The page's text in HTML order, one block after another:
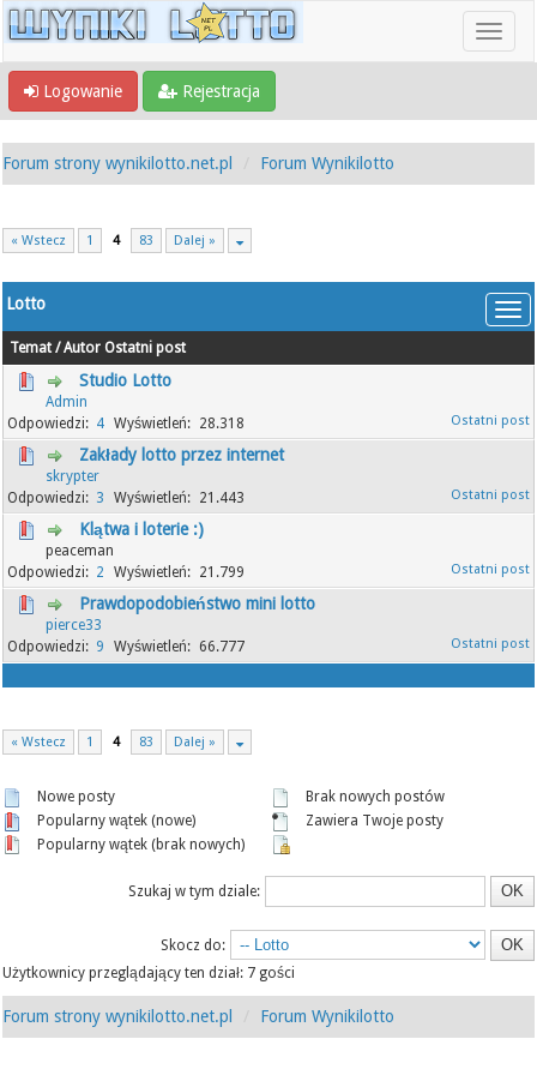
Logowanie Rejestracja
Forum strony wynikilotto.net.pl Forum Wynikilotto
« Wstecz 1 4 83 Dalej »
Lotto
Temat /Autor Ostatni post
Studio Lotto
Admin
4
28.318
Zakłady lotto przez internet
skrypter
3
21.443
Klątwa i loterie :)
peaceman
2
21.799
Prawdopodobieństwo mini lotto
pierce33
9
66.777
« Wstecz 1 4 83 Dalej »
Nowe posty
Popularny wątek (nowe)
Popularny wątek (brak nowych)
Brak nowych postów
Zawiera Twoje posty
Szukaj w tym dziale:
Skocz do:
Użytkownicy przeglądający ten dział: 7 gości
Forum strony wynikilotto.net.pl Forum Wynikilotto